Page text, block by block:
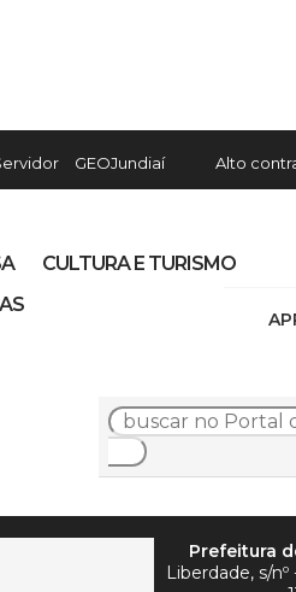
GEOJundiaí Alto
CULTURA E TURISMO
Prefeitura
Liberdade, s/